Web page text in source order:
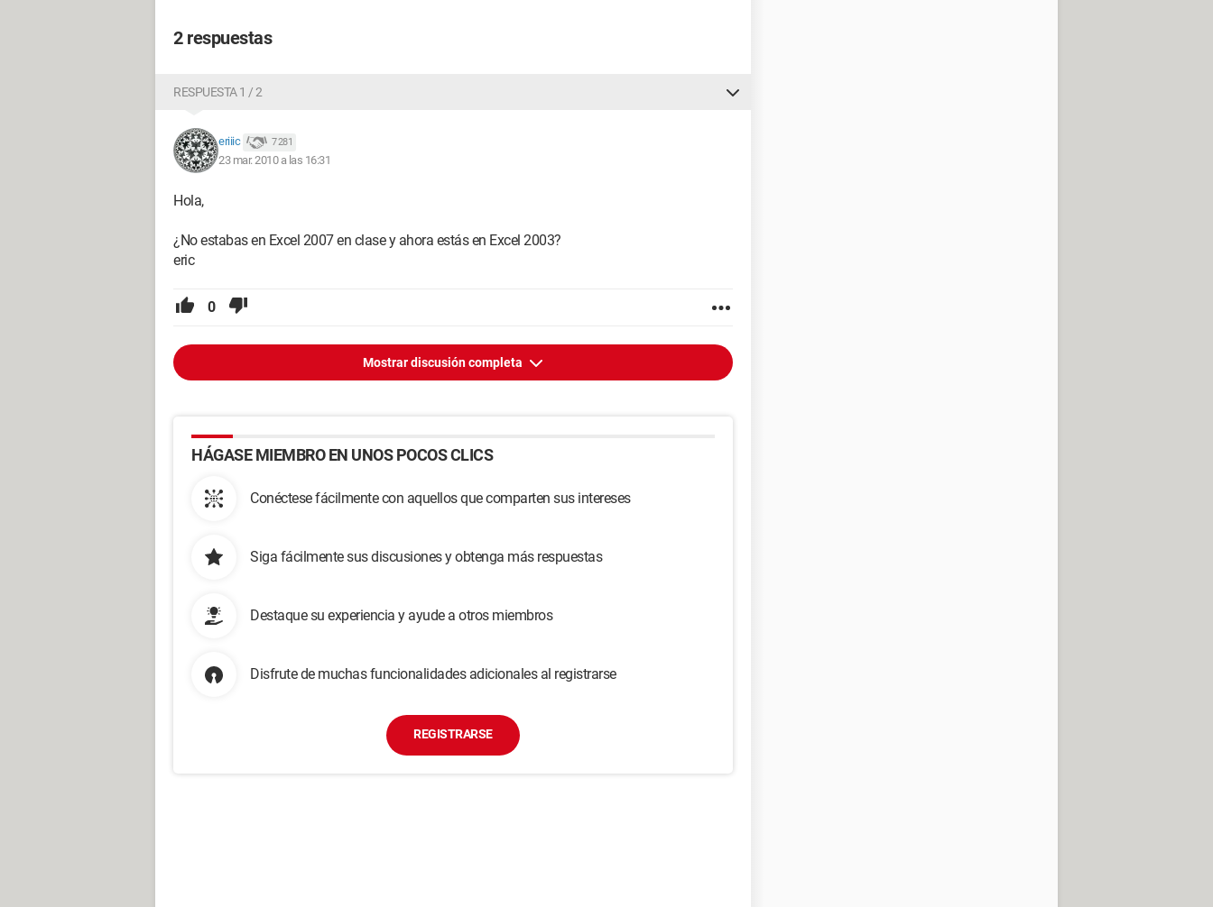
2 respuestas
RESPUESTA 1 / 2
eriiic 7 281
23 mar. 2010 a las 16:31
Hola,
¿No estabas en Excel 2007 en clase y ahora estás en Excel 2003?
eric
0
Mostrar discusión completa
HÁGASE MIEMBRO EN UNOS POCOS CLICS
Conéctese fácilmente con aquellos que comparten sus intereses
Siga fácilmente sus discusiones y obtenga más respuestas
Destaque su experiencia y ayude a otros miembros
Disfrute de muchas funcionalidades adicionales al registrarse
REGISTRARSE